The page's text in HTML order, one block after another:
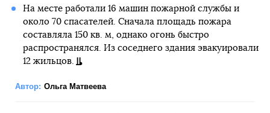
На месте работали 16 машин пожарной службы и
около 70 спасателей. Сначала площадь пожара
составляла 150 кв. м, однако огонь быстро
распространялся. Из соседнего здания эвакуировали
12 жильцов.
Автор: Ольга Матвеева